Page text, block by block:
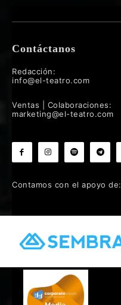
Contáctanos
Redacción:
info@el-teatro.com
Ventas | Colaboraciones:
marketing@el-teatro.com
Contamos con el apoyo de: